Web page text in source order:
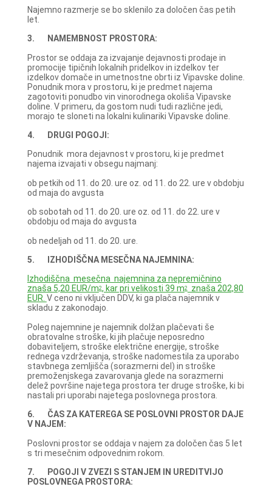
Najemno razmerje se bo sklenilo za določen čas petih
let.
3. NAMEMBNOST PROSTORA:
Prostor se oddaja za izvajanje dejavnosti prodaje in
promocije tipičnih lokalnih pridelkov in izdelkov ter
izdelkov domače in umetnostne obrti iz Vipavske doline.
Ponudnik mora v prostoru, ki je predmet najema
zagotoviti ponudbo vin vinorodnega okoliša Vipavske
doline. V primeru, da gostom nudi tudi različne jedi,
morajo te sloneti na lokalni kulinariki Vipavske doline.
4. DRUGI POGOJI:
Ponudnik mora dejavnost v prostoru, ki je predmet
najema izvajati v obsegu najmanj:
ob petkih od 11. do 20. ure oz. od 11. do 22. ure v obdobju
od maja do avgusta
ob sobotah od 11. do 20. ure oz. od 11. do 22. ure v
obdobju od maja do avgusta
ob nedeljah od 11. do 20. ure.
5. IZHODIŠČNA MESEČNA NAJEMNINA:
Izhodiščna mesečna najemnina za nepremičnino
znaša 5,20 EUR/m2, kar pri velikosti 39 m2znaša 202,80
EUR. V ceno ni vključen DDV, ki ga plača najemnik v
skladu z zakonodajo.
Poleg najemnine je najemnik dolžan plačevati še
obratovalne stroške, ki jih plačuje neposredno
dobaviteljem, stroške električne energije, stroške
rednega vzdrževanja, stroške nadomestila za uporabo
stavbnega zemljišča (sorazmerni del) in stroške
premoženjskega zavarovanja glede na sorazmerni
delež površine najetega prostora ter druge stroške, ki bi
nastali pri uporabi najetega poslovnega prostora.
6. ČAS ZA KATEREGA SE POSLOVNI PROSTOR DAJE
V NAJEM:
Poslovni prostor se oddaja v najem za določen čas 5 let
s tri mesečnim odpovednim rokom.
7. POGOJI V ZVEZI S STANJEM IN UREDITVIJO
POSLOVNEGA PROSTORA: